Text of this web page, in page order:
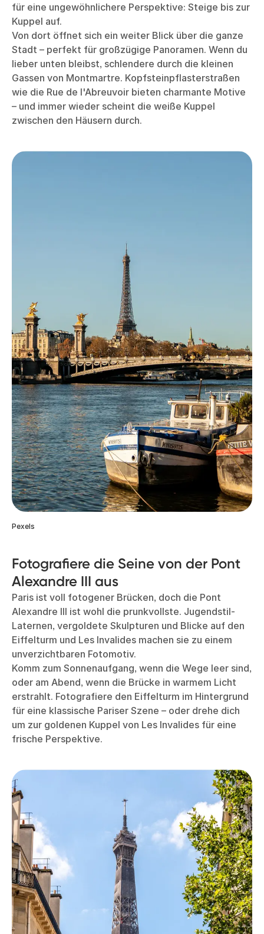
für eine ungewöhnlichere Perspektive: Steige bis zur
Kuppel auf.
Von dort öffnet sich ein weiter Blick über die ganze
Stadt – perfekt für großzügige Panoramen. Wenn du
lieber unten bleibst, schlendere durch die kleinen
Gassen von Montmartre. Kopfsteinpflasterstraßen
wie die Rue de l'Abreuvoir bieten charmante Motive
– und immer wieder scheint die weiße Kuppel
zwischen den Häusern durch.
Pexels
Fotografiere die Seine von der Pont
Alexandre III aus
Paris ist voll fotogener Brücken, doch die Pont
Alexandre III ist wohl die prunkvollste. Jugendstil-
Laternen, vergoldete Skulpturen und Blicke auf den
Eiffelturm und Les Invalides machen sie zu einem
unverzichtbaren Fotomotiv.
Komm zum Sonnenaufgang, wenn die Wege leer sind,
oder am Abend, wenn die Brücke in warmem Licht
erstrahlt. Fotografiere den Eiffelturm im Hintergrund
für eine klassische Pariser Szene – oder drehe dich
um zur goldenen Kuppel von Les Invalides für eine
frische Perspektive.